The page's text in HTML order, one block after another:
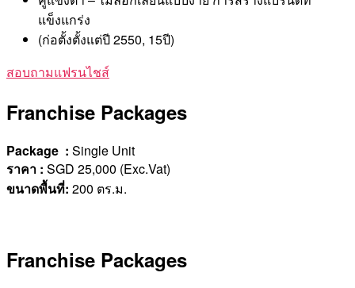
แข็งแกร่ง
(ก่อตั้งตั้งแต่ปี 2550, 15ปี)
สอบถามแฟรนไชส์
Franchise Packages
Package : Single Unit
ราคา : SGD 25,000 (Exc.Vat)
ขนาดพื้นที่: 200 ตร.ม.
Franchise Packages